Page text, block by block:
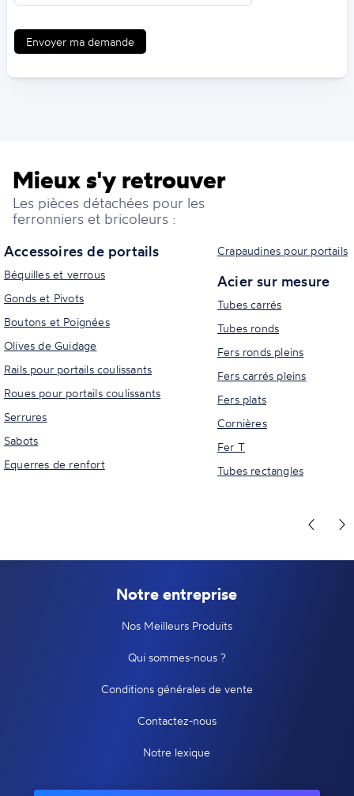
Envoyer ma demande
Mieux s'y retrouver
Les pièces détachées pour les
ferronniers et bricoleurs :
Accessoires de portails
Béquilles et verrous
Gonds et Pivots
Boutons et Poignées
Olives de Guidage
Rails pour portails coulissants
Roues pour portails coulissants
Serrures
Sabots
Equerres de renfort
Crapaudines pour portails
Acier sur mesure
Tubes carrés
Tubes ronds
Fers ronds pleins
Fers carrés pleins
Fers plats
Cornières
Fer T
Tubes rectangles
Notre entreprise
Nos Meilleurs Produits
Qui sommes-nous ?
Conditions générales de vente
Contactez-nous
Notre lexique